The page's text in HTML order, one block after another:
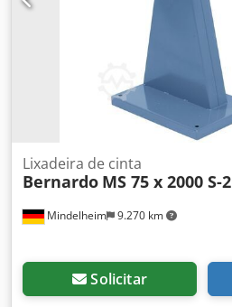
Mindelheim 9.270 km
Lixadeira de cinta
Bernardo MS 75 x 2000 S-2
Solicitar